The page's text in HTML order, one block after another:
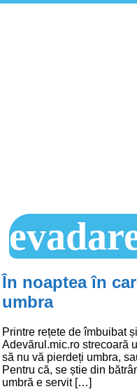
În noaptea în
umbra
Printre rețete de îmbuibat
Adevărul.mic.ro strecoară
să nu vă pierdeți umbra,
Pentru că, se știe din
umbră e servit […]